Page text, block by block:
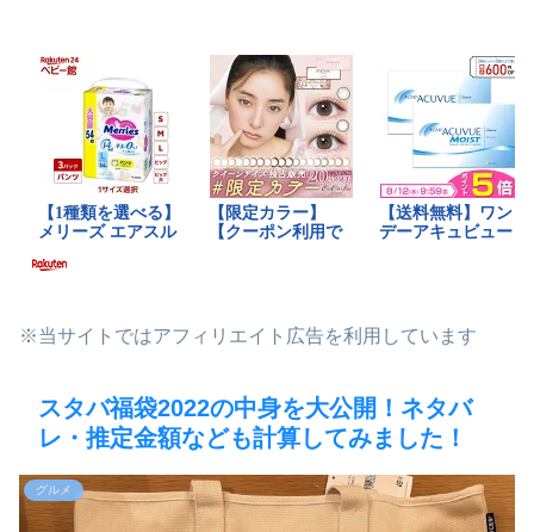
※当サイトではアフィリエイト広告を利用しています
スタバ福袋2022の中身を大公開！ネタバ
レ・推定金額なども計算してみました！
グルメ